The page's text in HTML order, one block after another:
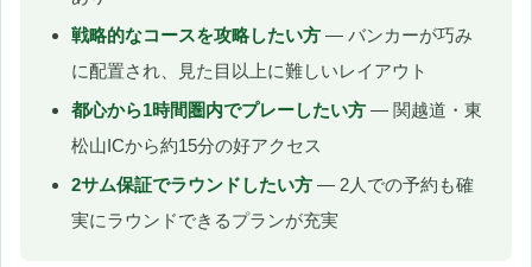
戦略的なコースを攻略したい方 — バンカーが巧み
に配置され、見た目以上に難しいレイアウト
都心から1時間圏内でプレーしたい方 — 関越道・東
松山ICから約15分の好アクセス
2サム保証でラウンドしたい方 — 2人での予約も確
実にラウンドできるプランが充実